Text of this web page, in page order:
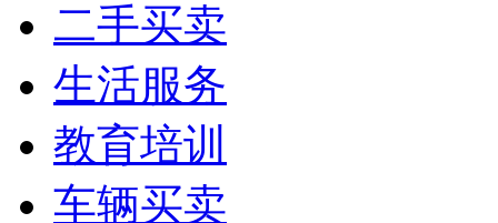
二手买卖
生活服务
教育培训
车辆买卖